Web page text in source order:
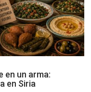
en un arma:
en Siria